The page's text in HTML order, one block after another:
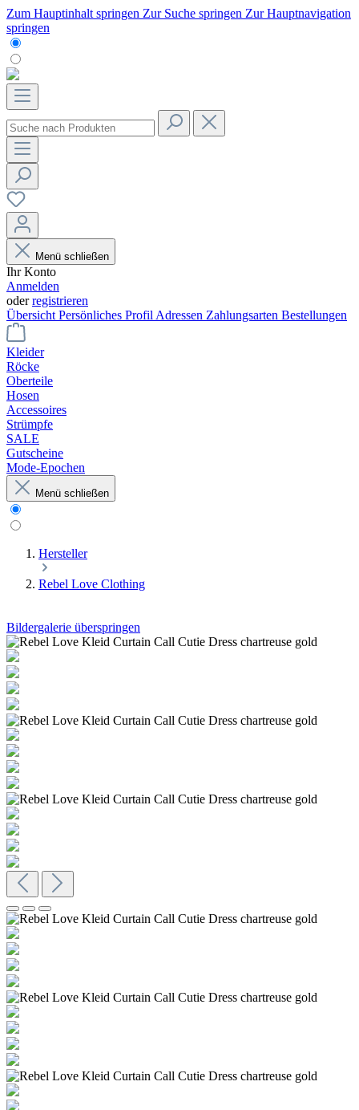
Zum Hauptinhalt springen Zur Suche springen Zur Hauptnavigation
springen
Menü schließen
Ihr Konto
Anmelden
oderregistrieren
Übersicht Persönliches Profil Adressen Zahlungsarten Bestellungen
Kleider
Röcke
Oberteile
Hosen
Accessoires
Strümpfe
SALE
Gutscheine
Mode-Epochen
Menü schließen
Hersteller
Rebel Love Clothing
Bildergalerie überspringen